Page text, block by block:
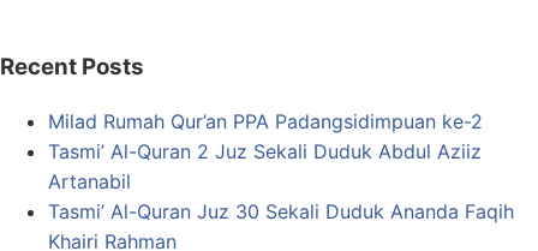
Recent Posts
Milad Rumah Qur’an PPA Padangsidimpuan ke-2
Tasmi’ Al-Quran 2 Juz Sekali Duduk Abdul Aziiz
Artanabil
Tasmi’ Al-Quran Juz 30 Sekali Duduk Ananda Faqih
Khairi Rahman